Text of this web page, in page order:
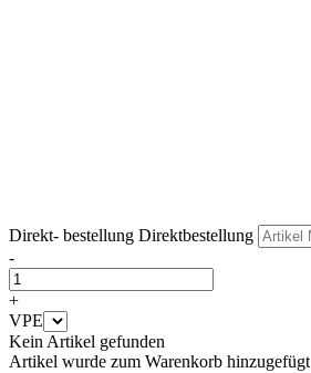
Direkt- bestellung Direktbestellung
-
+
VPE
Kein Artikel gefunden
Artikel wurde zum Warenkorb hinzugefügt